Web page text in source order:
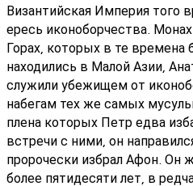
Византийская Империя того
ересь иконоборчества.
Горах, которых в те времена
находились в Малой Азии,
служили убежищем от
набегам тех же самых
плена которых Петр едва
встречи с ними, он
пророчески избрал Афон. Он
более пятидесяти лет, в